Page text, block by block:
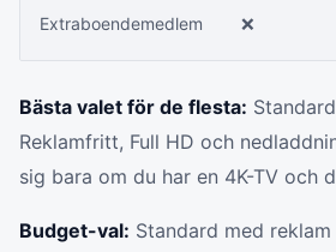
Extraboendemedlem ❌
Bästa valet för de flesta:
Reklamfritt, Full HD och
sig bara om du har en 4K-TV och
Budget-val: Standard med